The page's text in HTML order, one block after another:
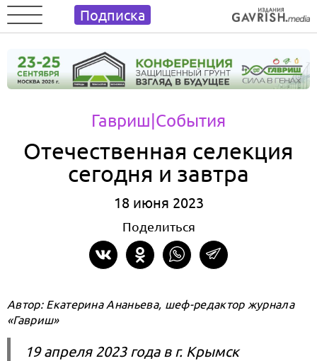
Подписка
Гавриш|События
Отечественная селекция
сегодня и завтра
18 июня 2023
Поделиться
Автор: Екатерина Ананьева, шеф-редактор журнала
«Гавриш»
19 апреля 2023 года в г. Крымск